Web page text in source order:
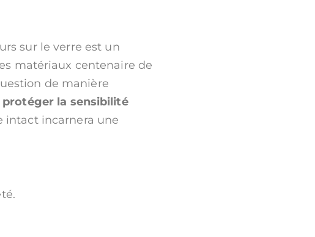
sur le verre est un
matériaux centenaire de
de manière
la sensibilité
intact incarnera une